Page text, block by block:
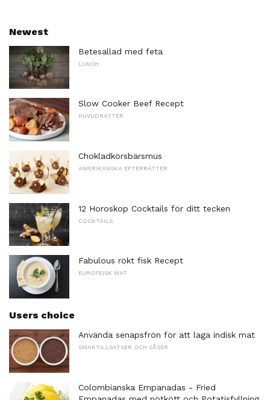
Newest
Betesallad med feta
LUNCH
Slow Cooker Beef Recept
HUVUDRÄTTER
Chokladkörsbärsmus
AMERIKANSKA EFTERRÄTTER
12 Horoskop Cocktails för ditt tecken
COCKTAILS
Fabulous rökt fisk Recept
EUROPEISK MAT
Users choice
Använda senapsfrön för att laga indisk mat
SMAKTILLSATSER OCH SÅSER
Colombianska Empanadas - Fried